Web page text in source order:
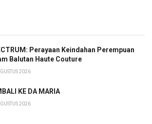
Perayaan Keindahan Perempuan
Balutan Haute Couture
2026
KE DA MARIA
2026